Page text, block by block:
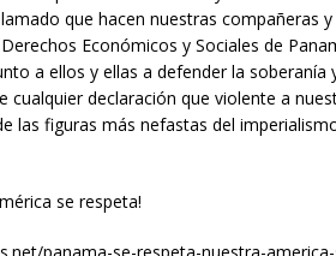
que hacen nuestras compañeras
Económicos y Sociales de
a ellos y ellas a defender la soberanía
cualquier declaración que violente a
las figuras más nefastas del
se respeta!